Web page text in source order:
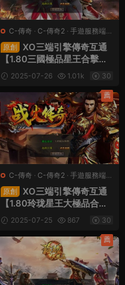
C-傳奇 · C-傳奇2 · 手遊服務端·
端遊服務端
原創
XO三端引擎傳奇互通
【1.80三國極品星王合擊】
Win一鍵服務端+PC安卓蘋
果三端+加密工具+視頻架設
教程
2025-07-26 1.01k 30
C-傳奇 · C-傳奇2 · 手遊服務端·
端遊服務端
原創
XO三端引擎傳奇互通
【1.80玲珑星王大極品合
擊】Win一鍵服務端+PC安
卓蘋果三端+加密工具+視頻
架設教程
2025-07-25 867 30
薦
薦